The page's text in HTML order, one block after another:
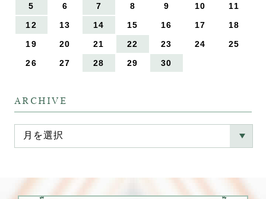
5
6 7 8 9 10
11
12
13 14 15 16 17
18
19
20 21 22 23 24
25
26
27 28 29 30
ARCHIVE